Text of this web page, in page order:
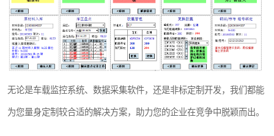
无论是车载监控系统、数据采集软件，还是非标定制开发，我们都能
为您量身定制较合适的解决方案，助力您的企业在竞争中脱颖而出。